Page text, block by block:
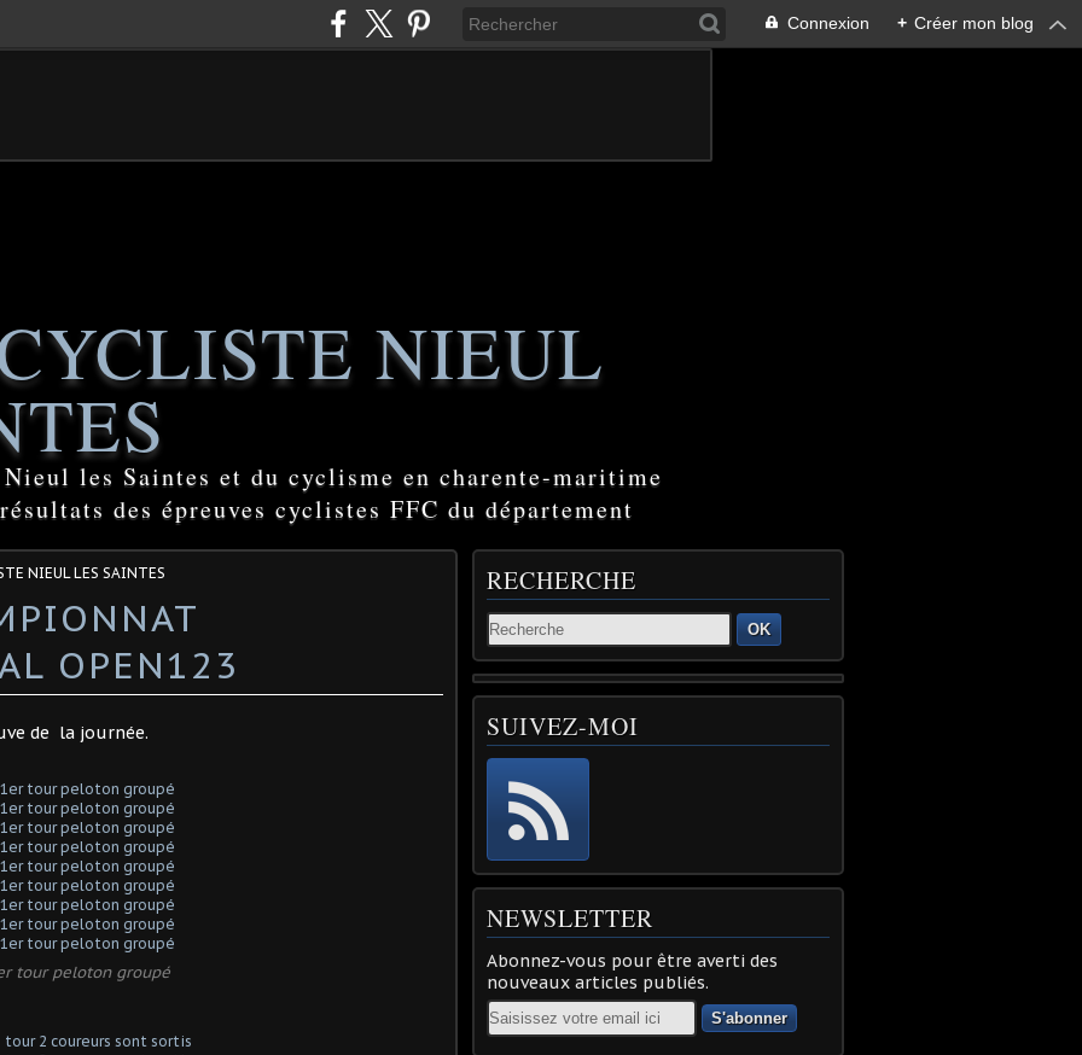
Connexion + Créer mon blog
NIEUL
les Saintes et du cyclisme en charente-maritime
des épreuves cyclistes FFC du département
NIEUL LES SAINTES
OPEN123
de la journée.
tour peloton groupé
RECHERCHE
OK
SUIVEZ-MOI
NEWSLETTER
Abonnez-vous pour être averti des
nouveaux articles publiés.
Email